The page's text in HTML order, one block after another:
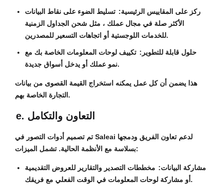
ركز على المقاييس الرئيسية: تسليط الضوء على نقاط البيانات
الأكثر صلة في مجال عملك ، مثل شحن الجداول الزمنية
للخدمات اللوجستية أو اتجاهات التسعير للمصدرين.
حلول قابلة للتطوير: تكييف لوحات المعلومات الخاصة بك مع
نمو عملك أو يدخل أسواق جديدة.
هذا يضمن أن كل عمل يمكنه استخراج القيمة القصوى من بيانات
التجارة الخاصة بهم.
e. التعاون والتكامل
تم تصميم أدوات التصور في Saleai لدعم تعاون الفريق ودمجها
بسلاسة مع الأنظمة الحالية. تشمل الميزات:
مشاركة البيانات: مخططات التصدير والتقارير للعروض التقديمية
أو مشاركة لوحات المعلومات في الوقت الفعلي مع فريقك.